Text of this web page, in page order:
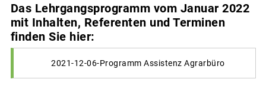
Das Lehrgangsprogramm vom Januar 2022
mit Inhalten, Referenten und Terminen
finden Sie hier:
2021-12-06-Programm Assistenz Agrarbüro